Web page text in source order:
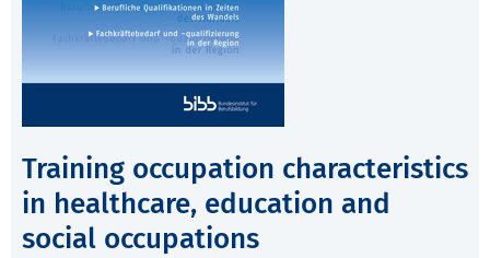
Training occupation characteristics
in healthcare, education and
social occupations